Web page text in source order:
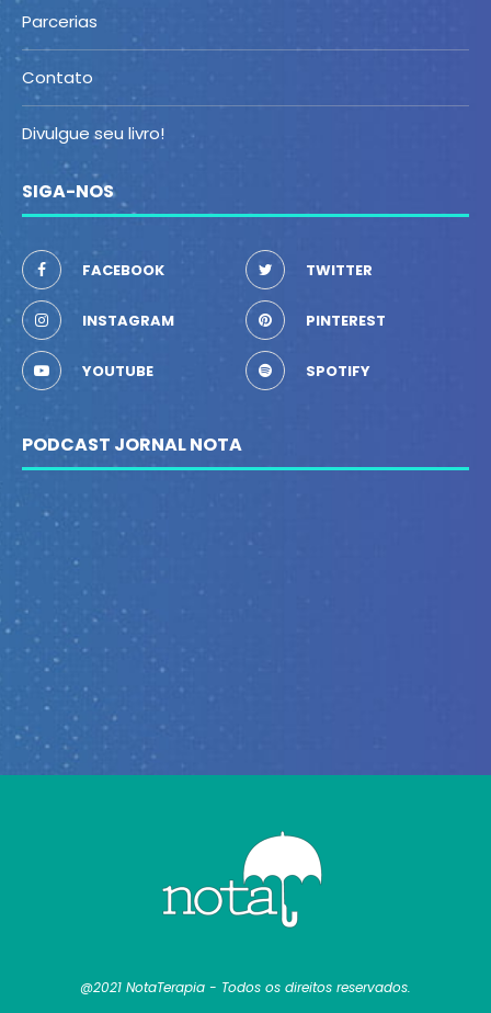
Parcerias
Contato
Divulgue seu livro!
SIGA-NOS
FACEBOOK TWITTER
INSTAGRAM PINTEREST
YOUTUBE SPOTIFY
PODCAST JORNAL NOTA
@2021 NotaTerapia - Todos os direitos reservados.